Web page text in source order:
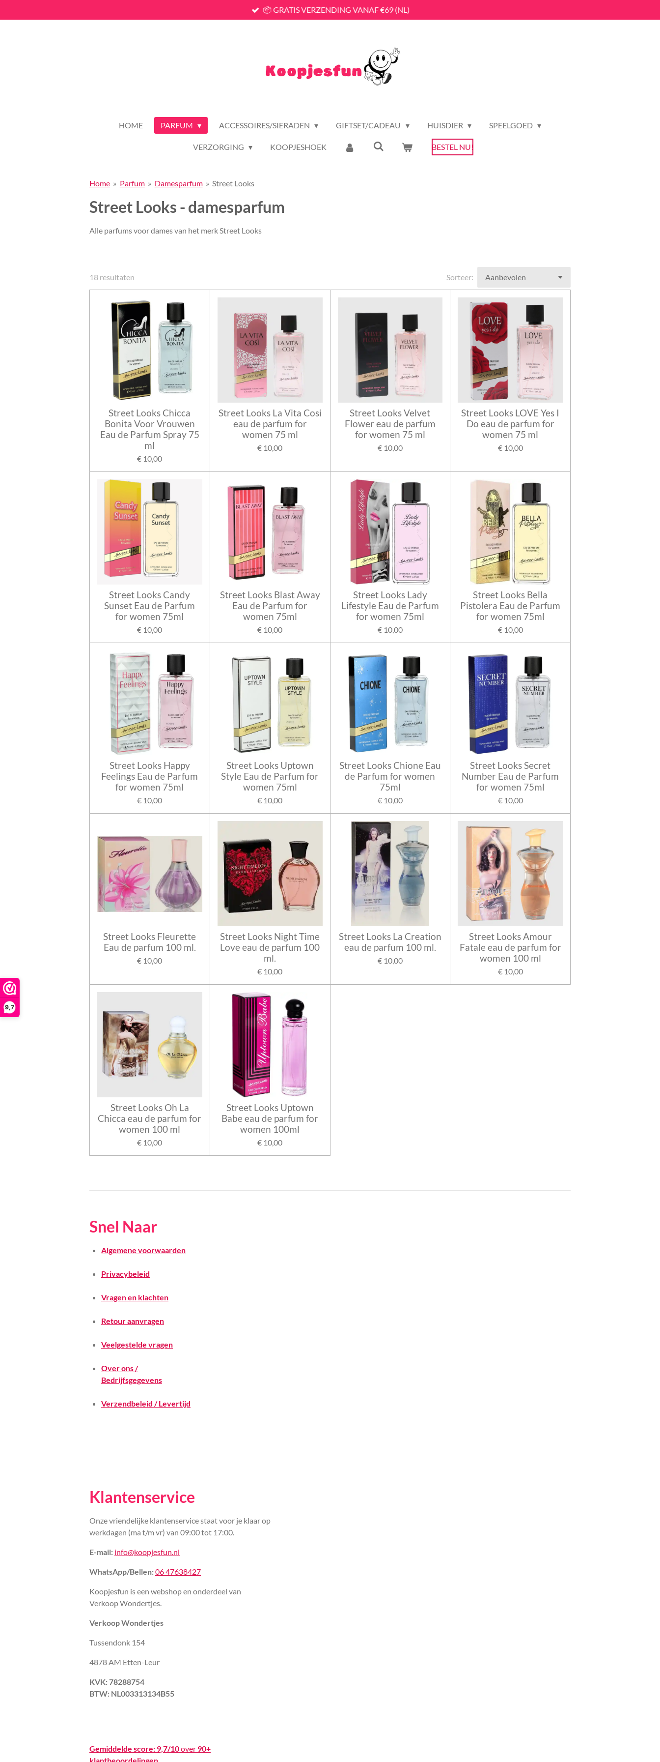
9,7
direct
📦 GRATIS VERZENDING VANAF €69 (NL)
HOME PARFUM ACCESSOIRES/SIERADEN GIFTSET/CADEAU HUISDIER SPEELGOED
VERZORGING KOOPJESHOEK BESTEL NU!
Home » Parfum » Damesparfum » Street Looks
Street Looks - damesparfum
Alle parfums voor dames van het merk Street Looks
18 resultaten Sorteer:
Street Looks Chicca
Bonita Voor Vrouwen
Eau de Parfum Spray 75
ml
€ 10,00
Street Looks La Vita Cosi
eau de parfum for
women 75 ml
€ 10,00
Street Looks Velvet
Flower eau de parfum
for women 75 ml
€ 10,00
Street Looks LOVE Yes I
Do eau de parfum for
women 75 ml
€ 10,00
Street Looks Candy
Sunset Eau de Parfum
for women 75ml
€ 10,00
Street Looks Blast Away
Eau de Parfum for
women 75ml
€ 10,00
Street Looks Lady
Lifestyle Eau de Parfum
for women 75ml
€ 10,00
Street Looks Bella
Pistolera Eau de Parfum
for women 75ml
€ 10,00
Street Looks Happy
Feelings Eau de Parfum
for women 75ml
€ 10,00
Street Looks Uptown
Style Eau de Parfum for
women 75ml
€ 10,00
Street Looks Chione Eau
de Parfum for women
75ml
€ 10,00
Street Looks Secret
Number Eau de Parfum
for women 75ml
€ 10,00
Street Looks Fleurette
Eau de parfum 100 ml.
€ 10,00
Street Looks Night Time
Love eau de parfum 100
ml.
€ 10,00
Street Looks La Creation
eau de parfum 100 ml.
€ 10,00
Street Looks Amour
Fatale eau de parfum for
women 100 ml
€ 10,00
Street Looks Oh La
Chicca eau de parfum for
women 100 ml
€ 10,00
Street Looks Uptown
Babe eau de parfum for
women 100ml
€ 10,00
Snel Naar
Algemene voorwaarden
Privacybeleid
Vragen en klachten
Retour aanvragen
Veelgestelde vragen
Over ons /
Bedrijfsgegevens
Verzendbeleid / Levertijd
Klantenservice
Onze vriendelijke klantenservice staat voor je klaar op
werkdagen (ma t/m vr) van 09:00 tot 17:00.
E-mail: info@koopjesfun.nl
WhatsApp/Bellen:06 47638427
Koopjesfun is een webshop en onderdeel van
Verkoop Wondertjes.
Verkoop Wondertjes
Tussendonk 154
4878 AM Etten-Leur
KVK: 78288754
BTW: NL003313134B55
Gemiddelde score: 9,7/10over 90+